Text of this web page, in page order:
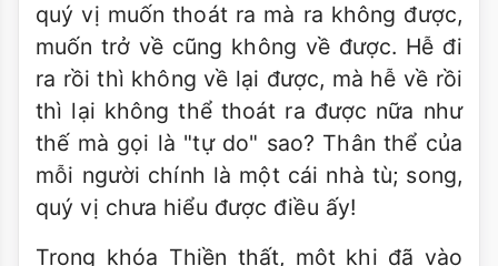
quý vị muốn thoát ra mà ra không được,
muốn trở về cũng không về được. Hễ đi
ra rồi thì không về lại được, mà hễ về rồi
thì lại không thể thoát ra được nữa như
thế mà gọi là "tự do" sao? Thân thể của
mỗi người chính là một cái nhà tù; song,
quý vị chưa hiểu được điều ấy!
Trong khóa Thiền thất, một khi đã vào